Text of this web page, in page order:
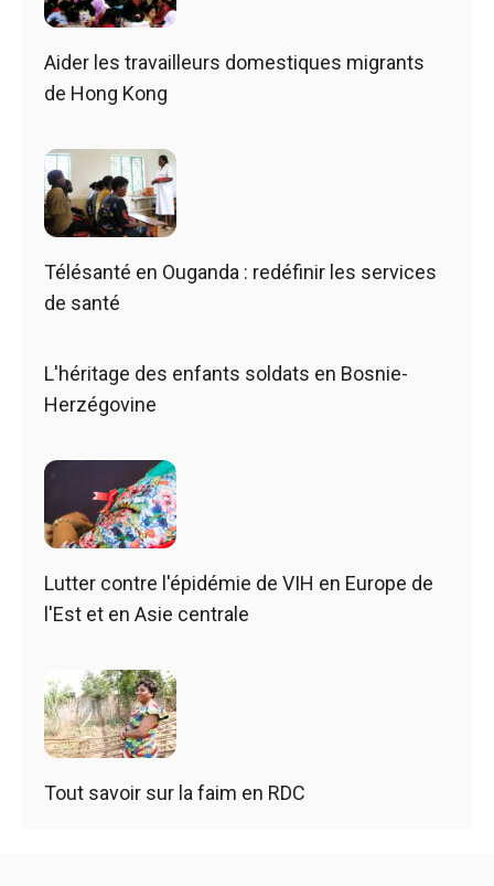
Aider les travailleurs domestiques migrants
de Hong Kong
Télésanté en Ouganda : redéfinir les services
de santé
L'héritage des enfants soldats en Bosnie-
Herzégovine
Lutter contre l'épidémie de VIH en Europe de
l'Est et en Asie centrale
Tout savoir sur la faim en RDC